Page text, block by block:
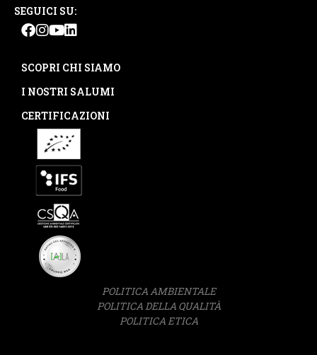
SEGUICI SU:
SCOPRI CHI SIAMO
I NOSTRI SALUMI
CERTIFICAZIONI
POLITICA AMBIENTALE
POLITICA DELLA QUALITÀ
POLITICA ETICA